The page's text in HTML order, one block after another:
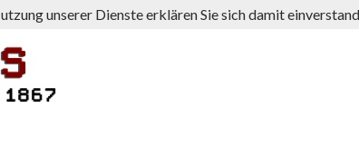
unserer Dienste erklären Sie sich damit